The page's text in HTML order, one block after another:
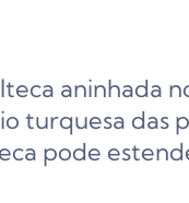
aninhada
turquesa das
pode